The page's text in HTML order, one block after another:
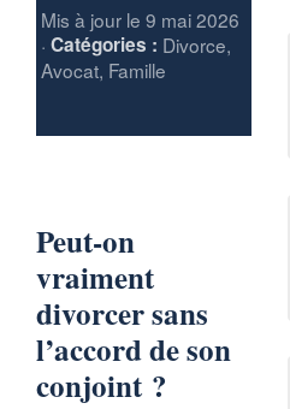
Mis à jour le 9 mai 2026
· Catégories : Divorce,
Avocat, Famille
Peut-on
vraiment
divorcer sans
l’accord de son
conjoint ?